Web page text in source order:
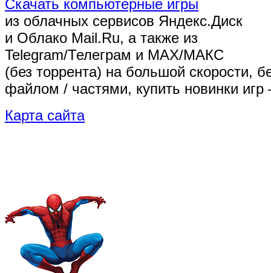
Скачать компьютерные игры
из облачных сервисов Яндекс.Диск
и Облако Mail.Ru, а также из
Telegram/Телеграм и MAX/МАКС
(без торрента) на большой скорости,
файлом / частями, купить новинки
Карта сайта